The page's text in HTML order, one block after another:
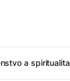
a spiritualita